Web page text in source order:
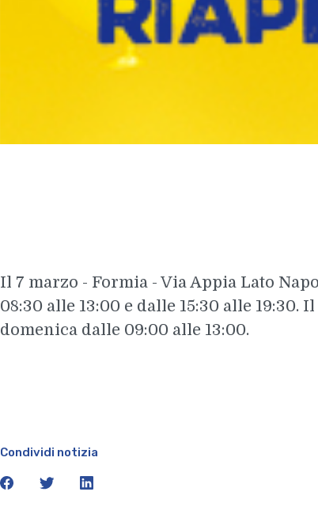
Il 7 marzo - Formia - Via Appia Lato
08:30 alle 13:00 e dalle 15:30 alle 19:30.
domenica dalle 09:00 alle 13:00.
Condividi notizia
facebooktwitterlinkedin